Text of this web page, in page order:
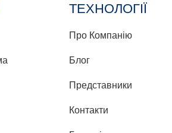
ТЕХНОЛОГІЇ
Про Компанію
Блог
Представники
Контакти